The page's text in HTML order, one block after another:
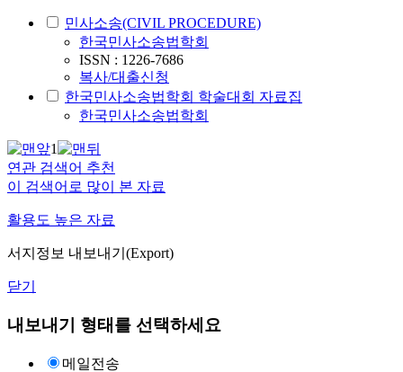
민사소송(CIVIL PROCEDURE)
한국민사소송법학회
ISSN : 1226-7686
복사/대출신청
한국민사소송법학회 학술대회 자료집
한국민사소송법학회
1
연관 검색어 추천
이 검색어로 많이 본 자료
활용도 높은 자료
서지정보 내보내기(Export)
닫기
내보내기 형태를 선택하세요
메일전송